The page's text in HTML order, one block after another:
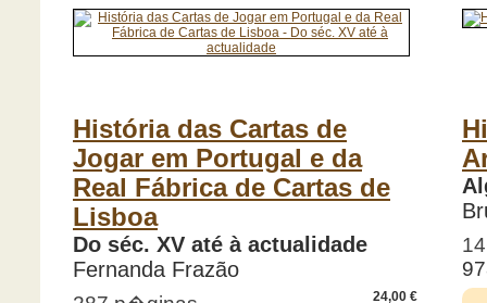
História das Cartas de
Jogar em Portugal e da
Real Fábrica de Cartas de
Lisboa
Do séc. XV até à actualidade
Fernanda Frazão
24,00 €